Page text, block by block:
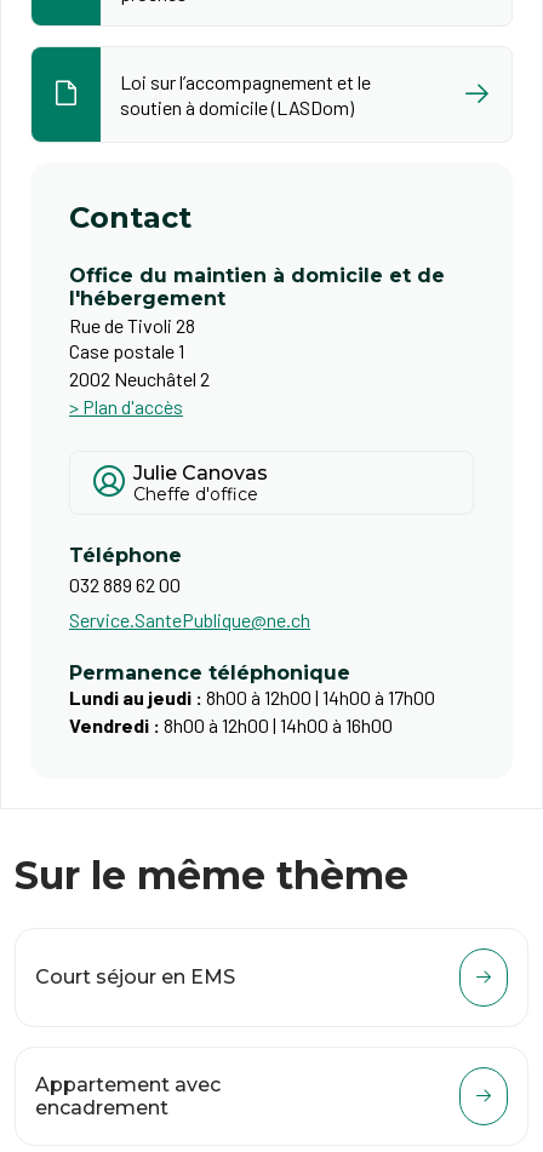
Loi sur l’accompagnement et le
soutien à domicile (LASDom)
Contact
Office du maintien à domicile et de
l'hébergement
Rue de Tivoli 28
Case postale 1
2002 Neuchâtel 2
> Plan d'accès
Julie Canovas
Cheffe d'office
Téléphone
032 889 62 00
Service.SantePublique@ne.ch
Permanence téléphonique
Lundi au jeudi : 8h00 à 12h00 | 14h00 à 17h00
Vendredi : 8h00 à 12h00 | 14h00 à 16h00
Sur le même thème
Court séjour en EMS
Appartement avec
encadrement